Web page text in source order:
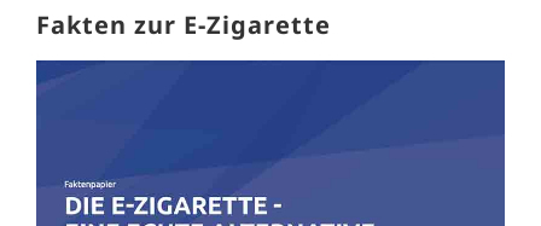
Fakten zur E-Zigarette